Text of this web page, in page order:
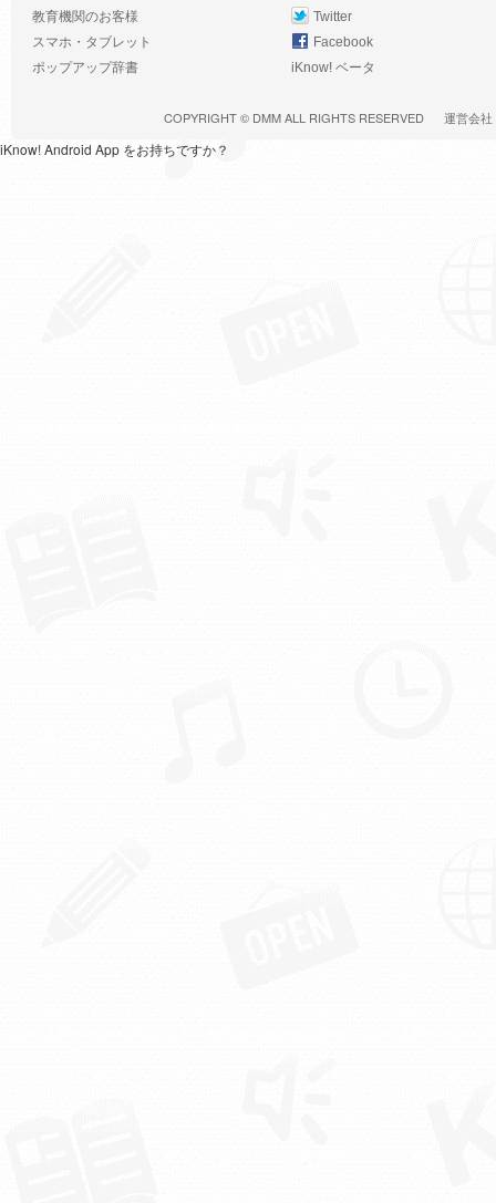
教育機関のお客様
スマホ・タブレット
ポップアップ辞書
Twitter
Facebook
iKnow! ベータ
COPYRIGHT © DMMALL RIGHTS RESERVED 運営会社
iKnow! Android App をお持ちですか？